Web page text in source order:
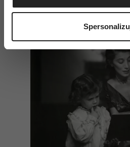
Identyfikować Twoje
(fingerprinting, czyli
dane są przetwarzane oraz
. W
zmienić lub wycofać swoją
Wykorzystujemy pliki cookie do
i reklam, aby oferować funkcje
analizować ruch w naszej
korzystasz z naszej witryny,